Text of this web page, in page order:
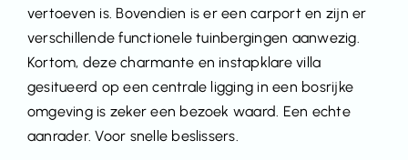
vertoeven is. Bovendien is er een carport en zijn er
verschillende functionele tuinbergingen aanwezig.
Kortom, deze charmante en instapklare villa
gesitueerd op een centrale ligging in een bosrijke
omgeving is zeker een bezoek waard. Een echte
aanrader. Voor snelle beslissers.